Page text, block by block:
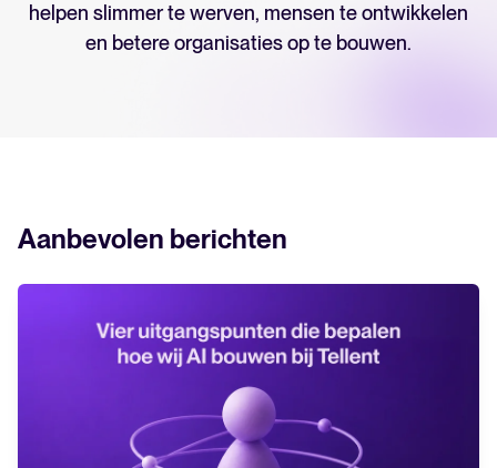
Onze klanten
Echte teams, echte resultaten. Zie hoe bedrijven zoals het jouwe
Productupdates
Login
helpen slimmer te werven, mensen te ontwikkelen
en betere organisaties op te bouwen.
Aanbevolen berichten